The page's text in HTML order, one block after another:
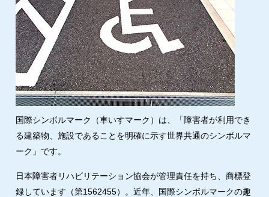
国際シンボルマーク（車いすマーク）は、「障害者が利用でき
る建築物、施設であることを明確に示す世界共通のシンボルマ
ーク」です。
日本障害者リハビリテーション協会が管理責任を持ち、商標登
録しています（第1562455）。近年、国際シンボルマークの趣